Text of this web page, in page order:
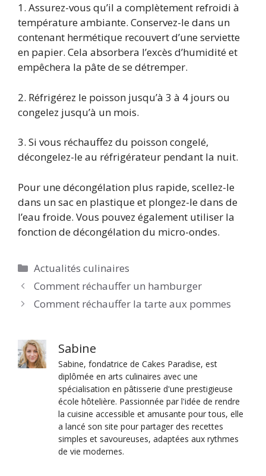
1. Assurez-vous qu’il a complètement refroidi à
température ambiante. Conservez-le dans un
contenant hermétique recouvert d’une serviette
en papier. Cela absorbera l’excès d’humidité et
empêchera la pâte de se détremper.
2. Réfrigérez le poisson jusqu’à 3 à 4 jours ou
congelez jusqu’à un mois.
3. Si vous réchauffez du poisson congelé,
décongelez-le au réfrigérateur pendant la nuit.
Pour une décongélation plus rapide, scellez-le
dans un sac en plastique et plongez-le dans de
l’eau froide. Vous pouvez également utiliser la
fonction de décongélation du micro-ondes.
Catégories
Actualités culinaires
Comment réchauffer un hamburger
Comment réchauffer la tarte aux pommes
Sabine
Sabine, fondatrice de Cakes Paradise, est
diplômée en arts culinaires avec une
spécialisation en pâtisserie d'une prestigieuse
école hôtelière. Passionnée par l'idée de rendre
la cuisine accessible et amusante pour tous, elle
a lancé son site pour partager des recettes
simples et savoureuses, adaptées aux rythmes
de vie modernes.